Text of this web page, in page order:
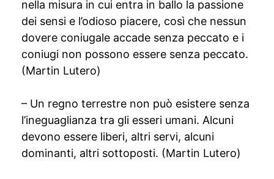
nella misura in cui entra in ballo la passione
dei sensi e l’odioso piacere, così che nessun
dovere coniugale accade senza peccato e i
coniugi non possono essere senza peccato.
(Martin Lutero)
– Un regno terrestre non può esistere senza
l’ineguaglianza tra gli esseri umani. Alcuni
devono essere liberi, altri servi, alcuni
dominanti, altri sottoposti. (Martin Lutero)